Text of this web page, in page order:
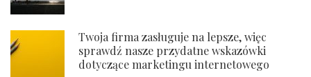
Twoja firma zasługuje na lepsze, więc
sprawdź nasze przydatne wskazówki
dotyczące marketingu internetowego